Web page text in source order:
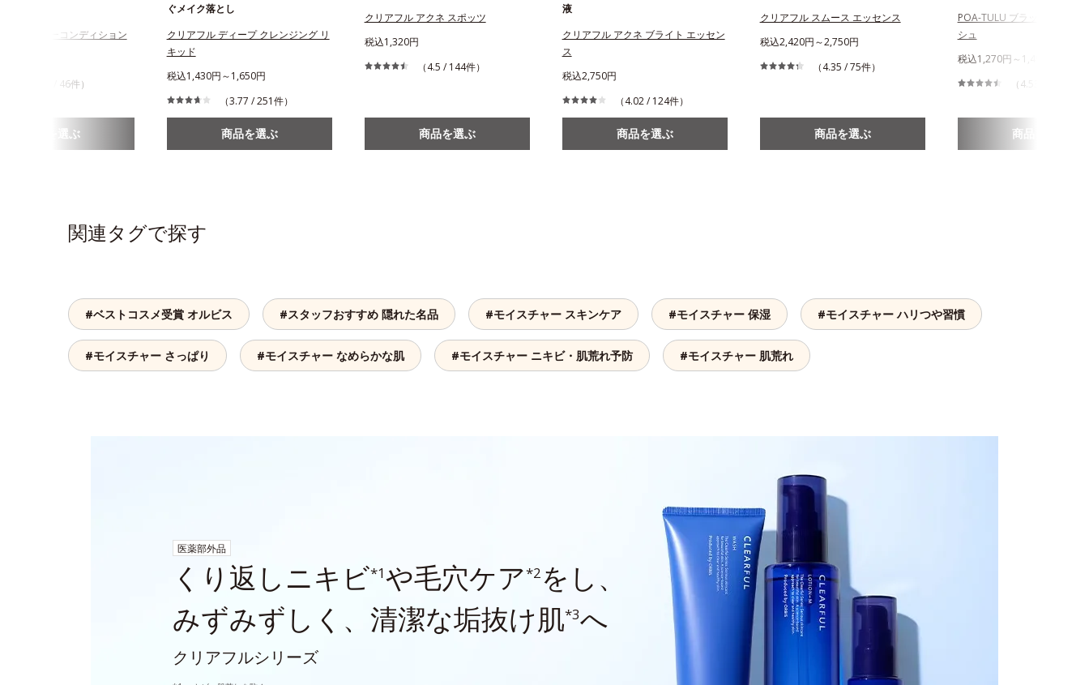
ル インナーコンディション
（4.24 / 46件）
商品を選ぶ
ぐメイク落とし
クリアフル ディープ クレンジング リ
キッド
税込1,430円～1,650円
（3.77 / 251件）
商品を選ぶ
クリアフル アクネ スポッツ
税込1,320円
（4.5 / 144件）
商品を選ぶ
液
クリアフル アクネ ブライト エッセン
ス
税込2,750円
（4.02 / 124件）
商品を選ぶ
クリアフル スムース エッセンス
税込2,420円～2,750円
（4.35 / 75件）
商品を選ぶ
POA-TULU ブラックパウダ
シュ
税込1,270円～1,490円
（4.53 / 235件）
商品を選ぶ
関連タグで探す
#ベストコスメ受賞 オルビス #スタッフおすすめ 隠れた名品 #モイスチャー スキンケア #モイスチャー 保湿 #モイスチャー ハリつや習慣
#モイスチャー さっぱり #モイスチャー なめらかな肌 #モイスチャー ニキビ・肌荒れ予防 #モイスチャー 肌荒れ
医薬部外品
くり返しニキビ*1や毛穴ケア*2 をし、
みずみずしく、清潔な垢抜け肌*3へ
クリアフルシリーズ